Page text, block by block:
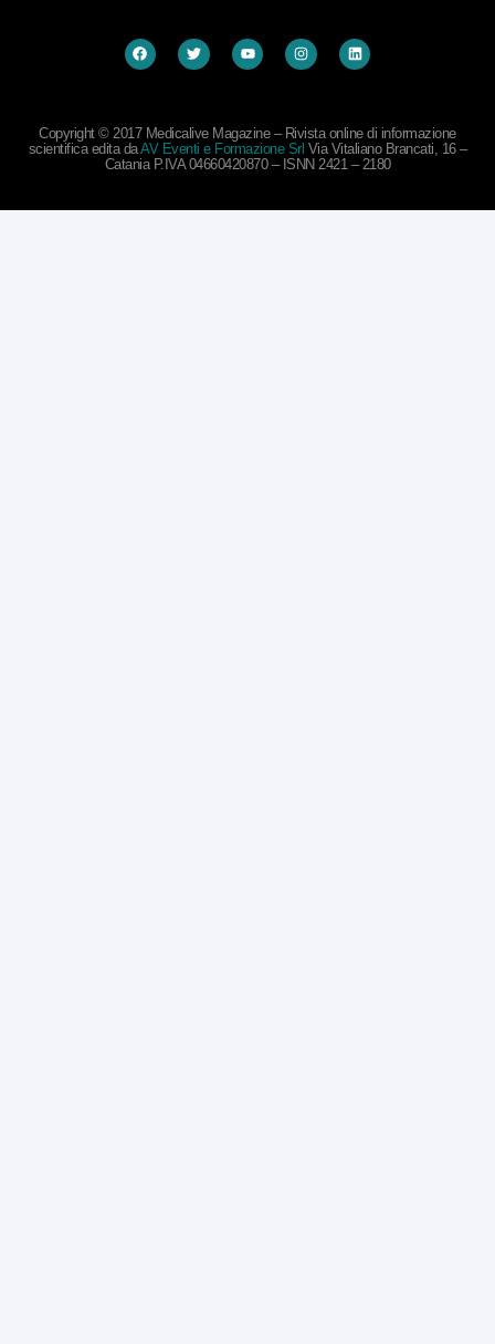
Copyright © 2017 Medicalive Magazine – Rivista online di informazione
scientifica edita daAV Eventi e Formazione Srl Via Vitaliano Brancati, 16 –
Catania P.IVA 04660420870 – ISNN 2421 – 2180